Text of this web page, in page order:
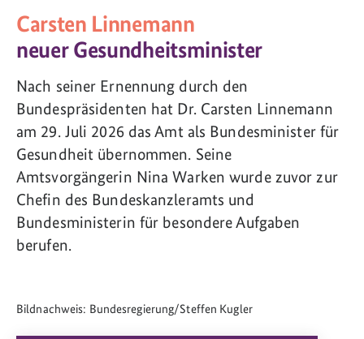
Carsten Linnemann
neuer Gesundheitsminister
Nach seiner Ernennung durch den
Bundespräsidenten hat Dr. Carsten Linnemann
am 29. Juli 2026 das Amt als Bundesminister für
Gesundheit übernommen. Seine
Amtsvorgängerin Nina Warken wurde zuvor zur
Chefin des Bundeskanzleramts und
Bundesministerin für besondere Aufgaben
berufen.
Bildnachweis: Bundesregierung/Steffen Kugler